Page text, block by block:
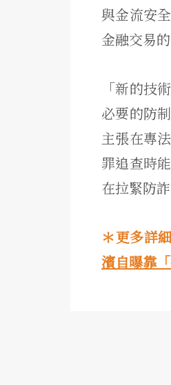
與金流安
金融交易
「新的技
必要的防
主張在專
罪追查時
在拉緊防
＊更多詳
濱自曝靠